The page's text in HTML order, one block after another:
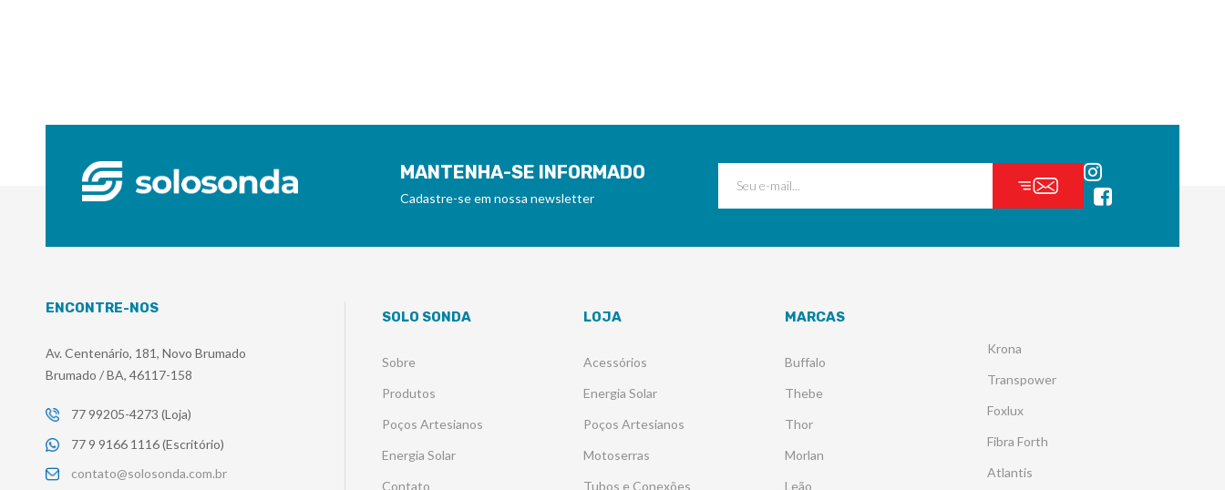
MANTENHA-SE INFORMADO
Cadastre-se em nossa newsletter
ENCONTRE-NOS
Av. Centenário, 181, Novo Brumado
Brumado / BA, 46117-158
77 99205-4273 (Loja)
77 9 9166 1116 (Escritório)
contato@solosonda.com.br
SOLO SONDA
Sobre
Produtos
Poços Artesianos
Energia Solar
Contato
LOJA
Acessórios
Energia Solar
Poços Artesianos
Motoserras
Tubos e Conexões
MARCAS
Buffalo
Thebe
Thor
Morlan
Leão
Krona
Transpower
Foxlux
Fibra Forth
Atlantis